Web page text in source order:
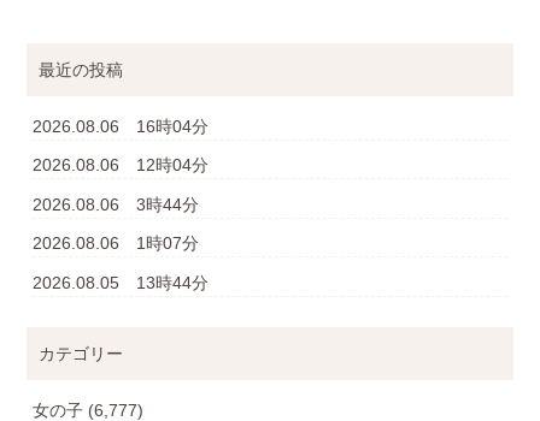
最近の投稿
2026.08.06 16時04分
2026.08.06 12時04分
2026.08.06 3時44分
2026.08.06 1時07分
2026.08.05 13時44分
カテゴリー
女の子 (6,777)